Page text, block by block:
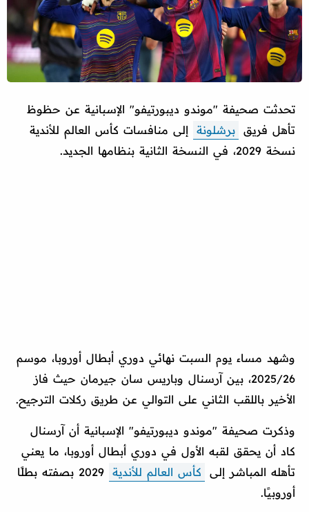
تحدثت صحيفة "موندو ديبورتيفو" الإسبانية عن حظوظ
تأهل فريق برشلونة
إلى منافسات كأس العالم للأندية
نسخة 2029، في النسخة الثانية بنظامها الجديد.
وشهد مساء يوم السبت نهائي دوري أبطال أوروبا، موسم
2025/26، بين آرسنال وباريس سان جيرمان حيث فاز
الأخير باللقب الثاني على التوالي عن طريق ركلات الترجيح.
وذكرت صحيفة "موندو ديبورتيفو" الإسبانية أن آرسنال
كاد أن يحقق لقبه الأول في دوري أبطال أوروبا، ما يعني
تأهله المباشر إلى
كأس العالم للأندية
2029 بصفته بطلًا
أوروبيًا.